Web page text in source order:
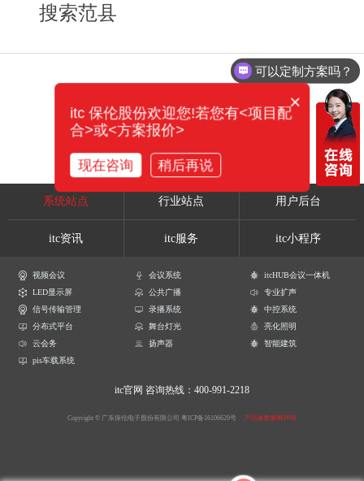
搜索范县
系统站点 行业站点 用户后台
itc资讯 itc服务 itc小程序
视频会议 会议系统
itcHUB会议一体机
LED显示屏
公共广播
专业扩声
信号传输管理
录播系统
中控系统
分布式平台
舞台灯光
亮化照明
云会务
扬声器
智能建筑
pis车载系统
itc官网 咨询热线：400-991-2218
Copyright © 广东保伦电子股份有限公司 粤ICP备16106620号 产品参数解释声明
可以定制方案吗？
×
itc 保伦股份欢迎您!若您有<项目配
合>或<方案报价>
现在咨询 稍后再说